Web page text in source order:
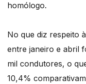
homólogo.
No que diz respeito
entre janeiro e abril
mil condutores, o
10,4%